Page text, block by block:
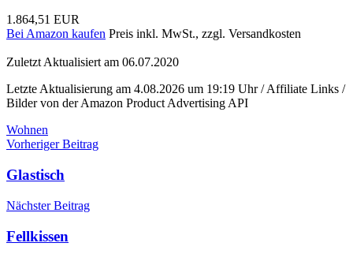
1.864,51 EUR
Bei Amazon kaufen Preis inkl. MwSt., zzgl. Versandkosten
Zuletzt Aktualisiert am 06.07.2020
Letzte Aktualisierung am 4.08.2026 um 19:19 Uhr / Affiliate Links /
Bilder von der Amazon Product Advertising API
Wohnen
Beitragsnavigation
Vorheriger Beitrag
Glastisch
Nächster Beitrag
Fellkissen